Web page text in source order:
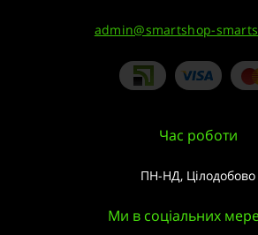
admin@smartshop-
Час роботи
ПН-НД, Цілодобово
Ми в соціальних